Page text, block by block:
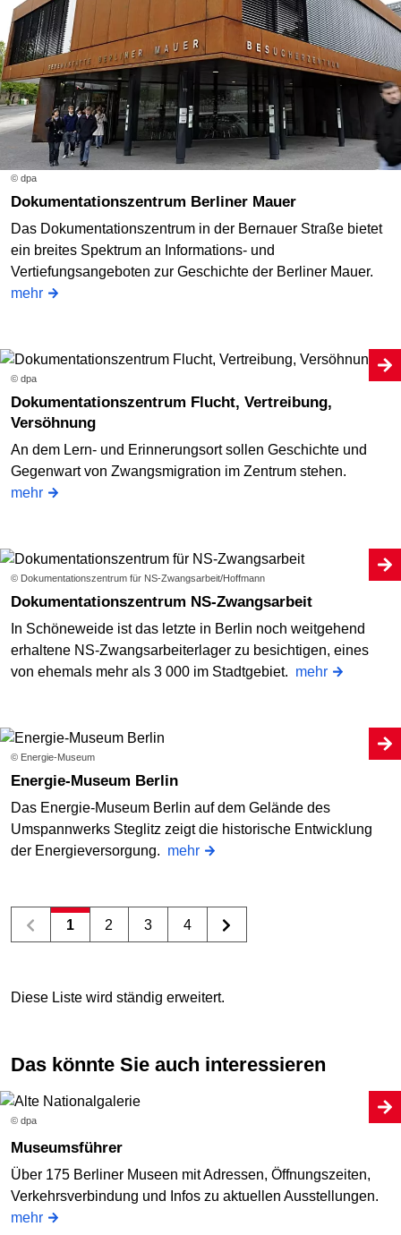
© dpa
Dokumentationszentrum Berliner Mauer
Das Dokumentationszentrum in der Bernauer Straße bietet
ein breites Spektrum an Informations- und
Vertiefungsangeboten zur Geschichte der Berliner Mauer.
mehr
© dpa
Dokumentationszentrum Flucht, Vertreibung,
Versöhnung
An dem Lern- und Erinnerungsort sollen Geschichte und
Gegenwart von Zwangsmigration im Zentrum stehen.
mehr
© Dokumentationszentrum für NS-Zwangsarbeit/Hoffmann
Dokumentationszentrum NS-Zwangsarbeit
In Schöneweide ist das letzte in Berlin noch weitgehend
erhaltene NS-Zwangsarbeiterlager zu besichtigen, eines
von ehemals mehr als 3 000 im Stadtgebiet. mehr
© Energie-Museum
Energie-Museum Berlin
Das Energie-Museum Berlin auf dem Gelände des
Umspannwerks Steglitz zeigt die historische Entwicklung
der Energieversorgung. mehr
1 2 3 4
Diese Liste wird ständig erweitert.
Das könnte Sie auch interessieren
© dpa
Museumsführer
Über 175 Berliner Museen mit Adressen, Öffnungszeiten,
Verkehrsverbindung und Infos zu aktuellen Ausstellungen.
mehr